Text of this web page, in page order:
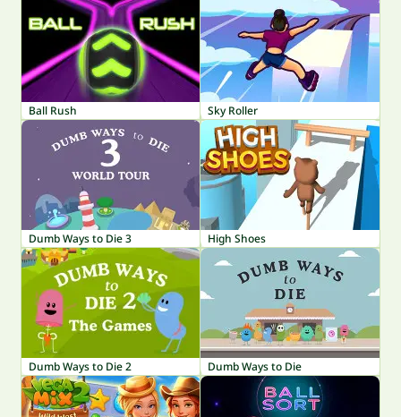
Ball Rush Sky Roller
Dumb Ways to Die 3 High Shoes
Dumb Ways to Die 2 Dumb Ways to Die